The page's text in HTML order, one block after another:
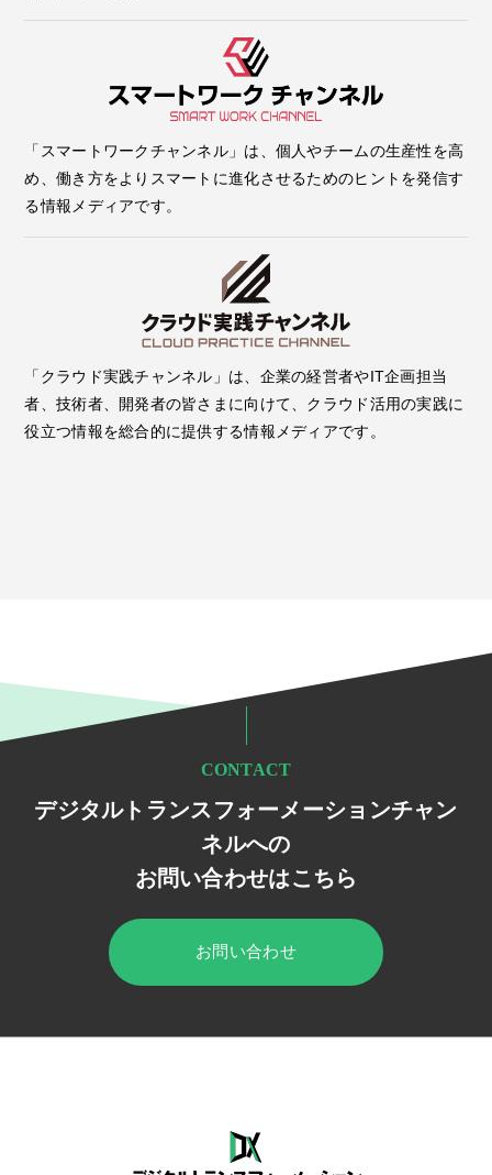
「スマートワークチャンネル」は、個人やチームの生産性を高
め、働き方をよりスマートに進化させるためのヒントを発信す
る情報メディアです。
「クラウド実践チャンネル」は、企業の経営者やIT企画担当
者、技術者、開発者の皆さまに向けて、クラウド活用の実践に
役立つ情報を総合的に提供する情報メディアです。
CONTACT
デジタルトランスフォーメーションチャン
ネルへの
お問い合わせはこちら
お問い合わせ